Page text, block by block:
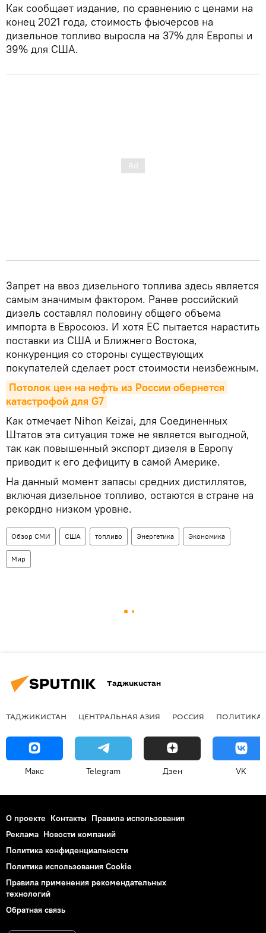
Как сообщает издание, по сравнению с ценами на
конец 2021 года, стоимость фьючерсов на
дизельное топливо выросла на 37% для Европы и
39% для США.
Запрет на ввоз дизельного топлива здесь является
самым значимым фактором. Ранее российский
дизель составлял половину общего объема
импорта в Евросоюз. И хотя ЕС пытается нарастить
поставки из США и Ближнего Востока,
конкуренция со стороны существующих
покупателей сделает рост стоимости неизбежным.
Потолок цен на нефть из России обернется
катастрофой для G7
Как отмечает Nihon Keizai, для Соединенных
Штатов эта ситуация тоже не является выгодной,
так как повышенный экспорт дизеля в Европу
приводит к его дефициту в самой Америке.
На данный момент запасы средних дистиллятов,
включая дизельное топливо, остаются в стране на
рекордно низком уровне.
Обзор СМИ США топливо Энергетика Экономика
Мир
Таджикистан
ТАДЖИКИСТАН ЦЕНТРАЛЬНАЯ АЗИЯ РОССИЯ ПОЛИТИКА
Макс Telegram Дзен VK
О проекте Контакты Правила использования
Реклама Новости компаний
Политика конфиденциальности
Политика использования Cookie
Правила применения рекомендательных
технологий
Обратная связь